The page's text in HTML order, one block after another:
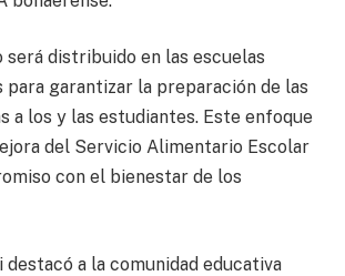
será distribuido en las escuelas
para garantizar la preparación de las
a los y las estudiantes. Este enfoque
del Servicio Alimentario Escolar
con el bienestar de los
a la comunidad educativa